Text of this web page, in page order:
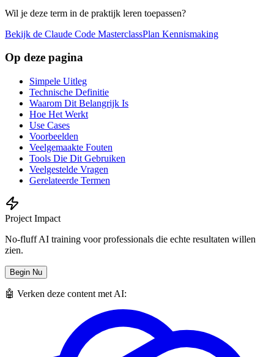
Wil je deze term in de praktijk leren toepassen?
Bekijk de Claude Code MasterclassPlan Kennismaking
Op deze pagina
Simpele Uitleg
Technische Definitie
Waarom Dit Belangrijk Is
Hoe Het Werkt
Use Cases
Voorbeelden
Veelgemaakte Fouten
Tools Die Dit Gebruiken
Veelgestelde Vragen
Gerelateerde Termen
Project Impact
No-fluff AI training voor professionals die echte resultaten willen
zien.
Begin Nu
🤖 Verken deze content met AI: